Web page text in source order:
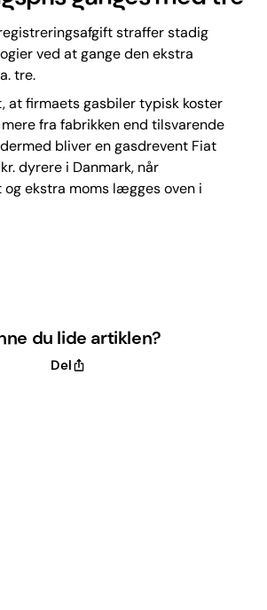
straffer stadig
ved at gange den ekstra
tre.
at firmaets gasbiler typisk koster
fra fabrikken end tilsvarende
bliver en gasdrevent Fiat
dyrere i Danmark, når
ekstra moms lægges oven i
du lide artiklen?
Del